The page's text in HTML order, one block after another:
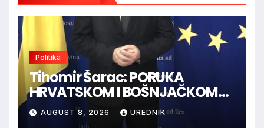
Politika
Tihomir Šarac: PORUKA
HRVATSKOM I BOŠNJAČKOM
NARODU U BiH
AUGUST 8, 2026 UREDNIK